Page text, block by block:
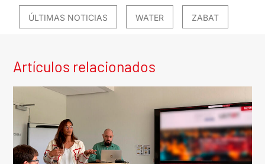
ÚLTIMAS NOTICIAS WATER ZABAT
Artículos relacionados